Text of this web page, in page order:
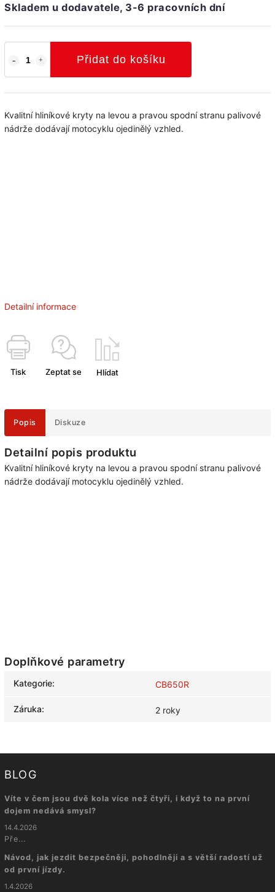
Skladem u dodavatele, 3-6 pracovních dní
Přidat do košíku
Kvalitní hliníkové kryty na levou a pravou spodní stranu palivové
nádrže dodávají motocyklu ojedinělý vzhled.
Detailní informace
Tisk Zeptat se Hlídat
Popis Diskuze
Detailní popis produktu
Kvalitní hliníkové kryty na levou a pravou spodní stranu palivové
nádrže dodávají motocyklu ojedinělý vzhled.
Doplňkové parametry
Kategorie: CB650R
Záruka: 2 roky
BLOG
Víte v čem jsou dvě kola více než čtyři, i když to na první
dojem nedává smysl?
14.4.2026
Pře...
Návod, jak jezdit bezpečněji, pohodlněji a s větší radostí už
od první jízdy.
1.4.2026